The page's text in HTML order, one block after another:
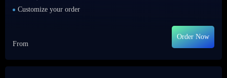
Customize your order
From
Order Now